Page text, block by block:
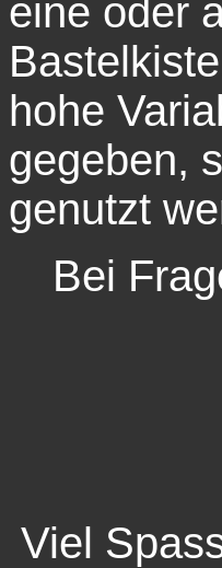
eine oder
hohe
gegeben,
genutzt
Bei
Viel